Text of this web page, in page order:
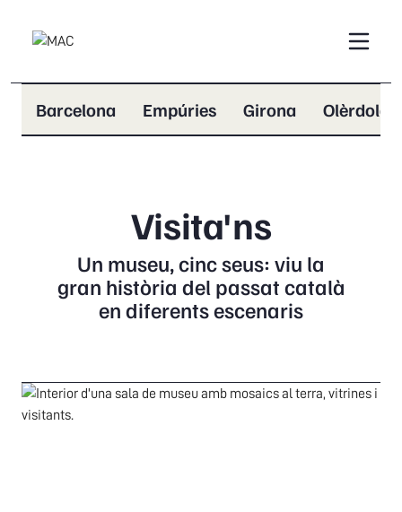
Barcelona Empúries Girona Olèrdola
Visita'ns
Un museu, cinc seus: viu la
gran història del passat català
en diferents escenaris